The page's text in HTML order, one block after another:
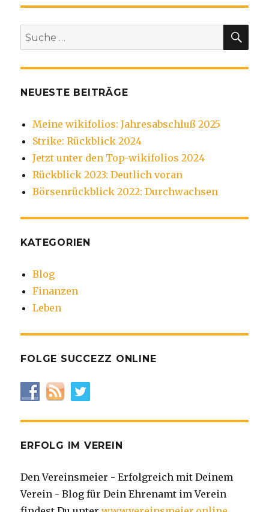
Suche
nach:
NEUESTE BEITRÄGE
Meine wikifolios: Jahresabschluß 2025
Strike: Rückblick 2024
Jetzt unter den Top-wikifolios 2024
Rückblick 2023: Deutlich voran
Börsenrückblick 2022: Durchwachsen
KATEGORIEN
Blog
Finanzen
Leben
FOLGE SUCCEZZ ONLINE
ERFOLG IM VEREIN
Den Vereinsmeier - Erfolgreich mit Deinem
Verein - Blog für Dein Ehrenamt im Verein